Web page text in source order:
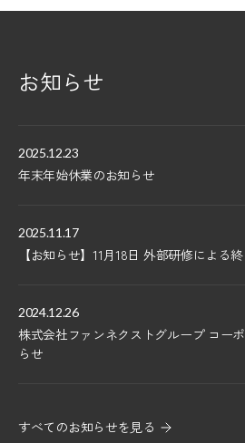
お知らせ
2025.12.23
年末年始休業のお知らせ
2025.11.17
【お知らせ】11月18日 外部研修による
2024.12.26
株式会社ファンネクストグループ コー
らせ
すべてのお知らせを見る